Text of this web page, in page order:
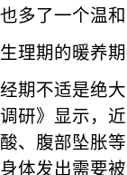
也多了一个温
生理期的暖养
经期不适是绝
调研》显示，
酸、腹部坠胀
身体发出需要